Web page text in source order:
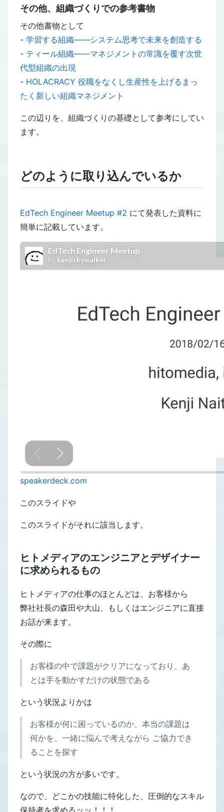
その他、組織づくりでの参考書物
その他書物として
- 学習する組織――システム思考で未来を創造する
- ティール組織――マネジメントの常識を覆す次世
代型組織の出現
- HOLACRACY 役職をなくし生産性を上げるまっ
たく新しい組織マネジメント
この辺りを、組織づくりの基礎として参考にしてい
ます。
どのように取り込んでいるか
EdTech Engineer Meetup #2 にて発表した資料に
簡単に記載しています。
speakerdeck.com
このスライドや
このスライドがそれに該当します。
ヒトメディアのエンジニアとデザイナー
に求められるもの
ヒトメディアの仕事のほとんどは、お客様から
弊社社長の森田や大山、もしくはエンジニアに直接
お話が来ます。
その際に
お客様の中で課題がクリアになっており、あ
とは手を動かすだけの状態である
という状況よりかは
お客様が何に困っているのか、本当の課題は
何かを、一緒に悩んで考えながら ご協力でき
ることを探す
という状況の方が多いです。
なので、どこかの技能に特化した、圧倒的なスキル
保持者を求めるッッ！！！